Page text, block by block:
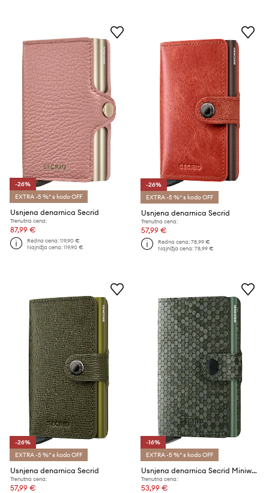
-26%
EXTRA -5 %* s kodo OFF
Usnjena denarnica Secrid
Trenutna cena:
87,99 €
Redna cena:119,90 €
Najnižja cena:119,90 €
-26%
EXTRA -5 %* s kodo OFF
Usnjena denarnica Secrid
Trenutna cena:
57,99 €
Redna cena:78,99 €
Najnižja cena:78,99 €
-26%
EXTRA -5 %* s kodo OFF
Usnjena denarnica Secrid
Trenutna cena:
57,99 €
-16%
EXTRA -5 %* s kodo OFF
Usnjena denarnica Secrid Miniwallet Hexagon Green
Trenutna cena:
53,99 €